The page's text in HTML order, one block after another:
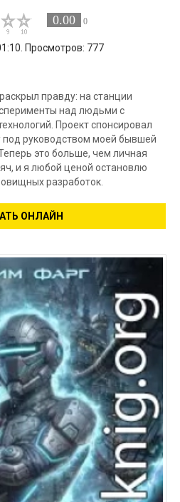
0.00 0
Просмотров: 777
правду: на станции
над людьми с
Проект спонсировал
руководством моей бывшей
это больше, чем личная
и я любой ценой остановлю
разработок.
ОНЛАЙН